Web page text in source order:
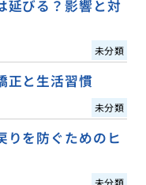
延びる？影響と対
未分類
正と生活習慣
未分類
りを防ぐためのヒ